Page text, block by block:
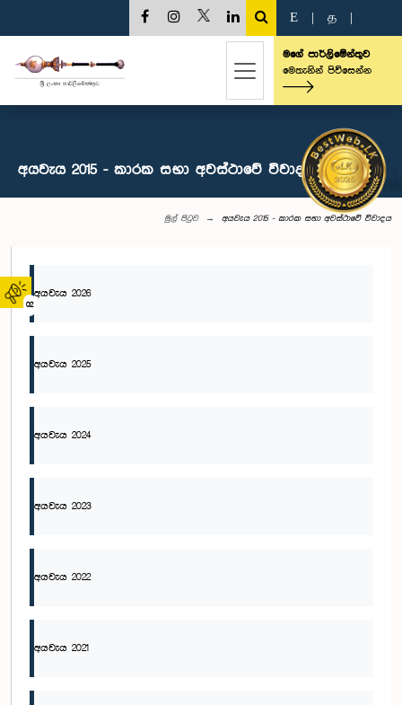
02
E த
මගේ පාර්ලිමේන්තුව
මෙතැනින් පිවිසෙන්න
අයවැය 2015 - කාරක සභා අවස්ථාවේ විවාදය
මුල් පිටුව අයවැය 2015 - කාරක සභා අවස්ථාවේ විවාදය
අයවැය 2026
අයවැය 2025
අයවැය 2024
අයවැය 2023
අයවැය 2022
අයවැය 2021